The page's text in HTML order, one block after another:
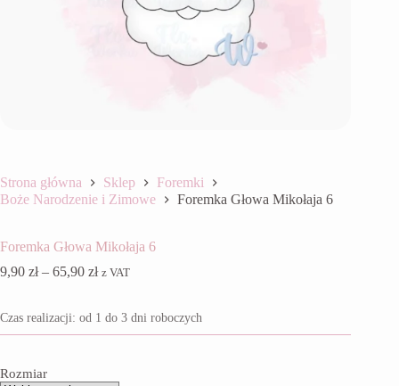
Strona główna Sklep
Foremki
Boże Narodzenie i Zimowe
Foremka Głowa Mikołaja 6
Foremka Głowa Mikołaja 6
9,90 zł – 65,90 złZakres
9,90 zł
do
z VAT
Czas realizacji: od 1 do 3 dni roboczych
Rozmiar